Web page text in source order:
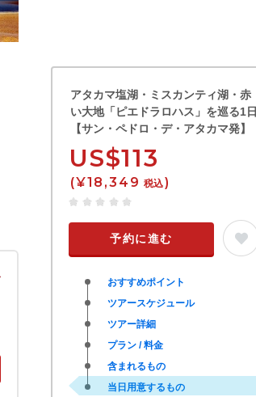
アタカマ塩湖・ミスカンティ湖・赤
い大地「ピエドラロハス」を巡る1日
【サン・ペドロ・デ・アタカマ発】
US$113
(¥18,349 税込)
予約に進む
おすすめポイント
ツアースケジュール
ツアー詳細
プラン / 料金
含まれるもの
当日用意するもの